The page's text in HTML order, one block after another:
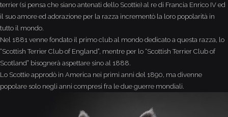
terrier (si pensa che siano antenati dello Scottie) al re di Francia Enrico IV ed
il suo amore ed adorazione per la razza incrementò la loro popolarità in
tutto il mondo.
Nel 1881 venne fondato il primo club al mondo dedicato a questa razza, lo
“Scottish Terrier Club of England”, mentre per lo “Scottish Terrier Club of
Scotland” bisognerà aspettare sino al 1888.
Lo Scottie approdò in America nei primi anni del 1890, ma divenne
popolare solo negli anni compresi fra le due guerre mondiali.